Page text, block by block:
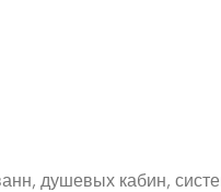
душевых кабин,